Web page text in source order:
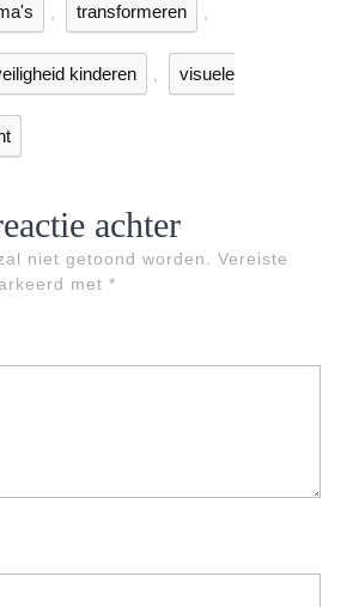
transformeren
kinderen visuele
achter
niet getoond worden.
Vereiste
met *